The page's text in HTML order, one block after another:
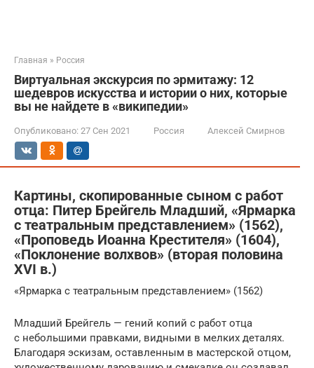
Главная » Россия
Виртуальная экскурсия по эрмитажу: 12
шедевров искусства и истории о них, которые
вы не найдете в «википедии»
Опубликовано: 27 Сен 2021 Россия Алексей Смирнов
Картины, скопированные сыном с работ
отца: Питер Брейгель Младший, «Ярмарка
с театральным представлением» (1562),
«Проповедь Иоанна Крестителя» (1604),
«Поклонение волхвов» (вторая половина
XVI в.)
«Ярмарка с театральным представлением» (1562)
Младший Брейгель — гений копий с работ отца
с небольшими правками, видными в мелких деталях.
Благодаря эскизам, оставленным в мастерской отцом,